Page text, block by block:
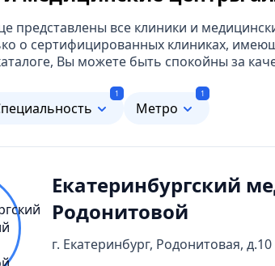
представлены все клиники и
о сертифицированных клиниках,
Вы можете быть спокойны за
1
Метро
1
Екатеринбургский
Родонитовой
г. Екатеринбург, Родонитовая, д.10